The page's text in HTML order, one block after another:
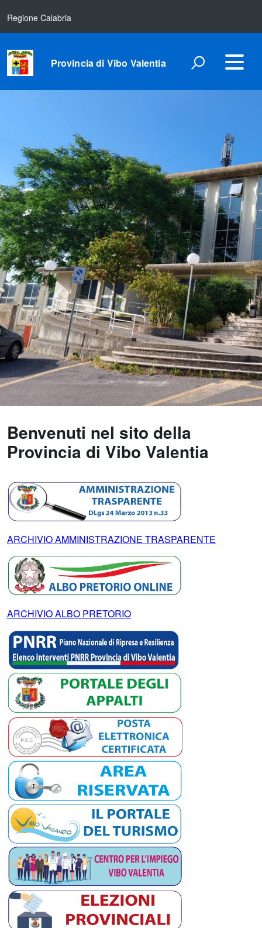
Regione Calabria
Provincia di Vibo Valentia
Benvenuti nel sito della
Provincia di Vibo Valentia
ARCHIVIO AMMINISTRAZIONE TRASPARENTE
ARCHIVIO ALBO PRETORIO